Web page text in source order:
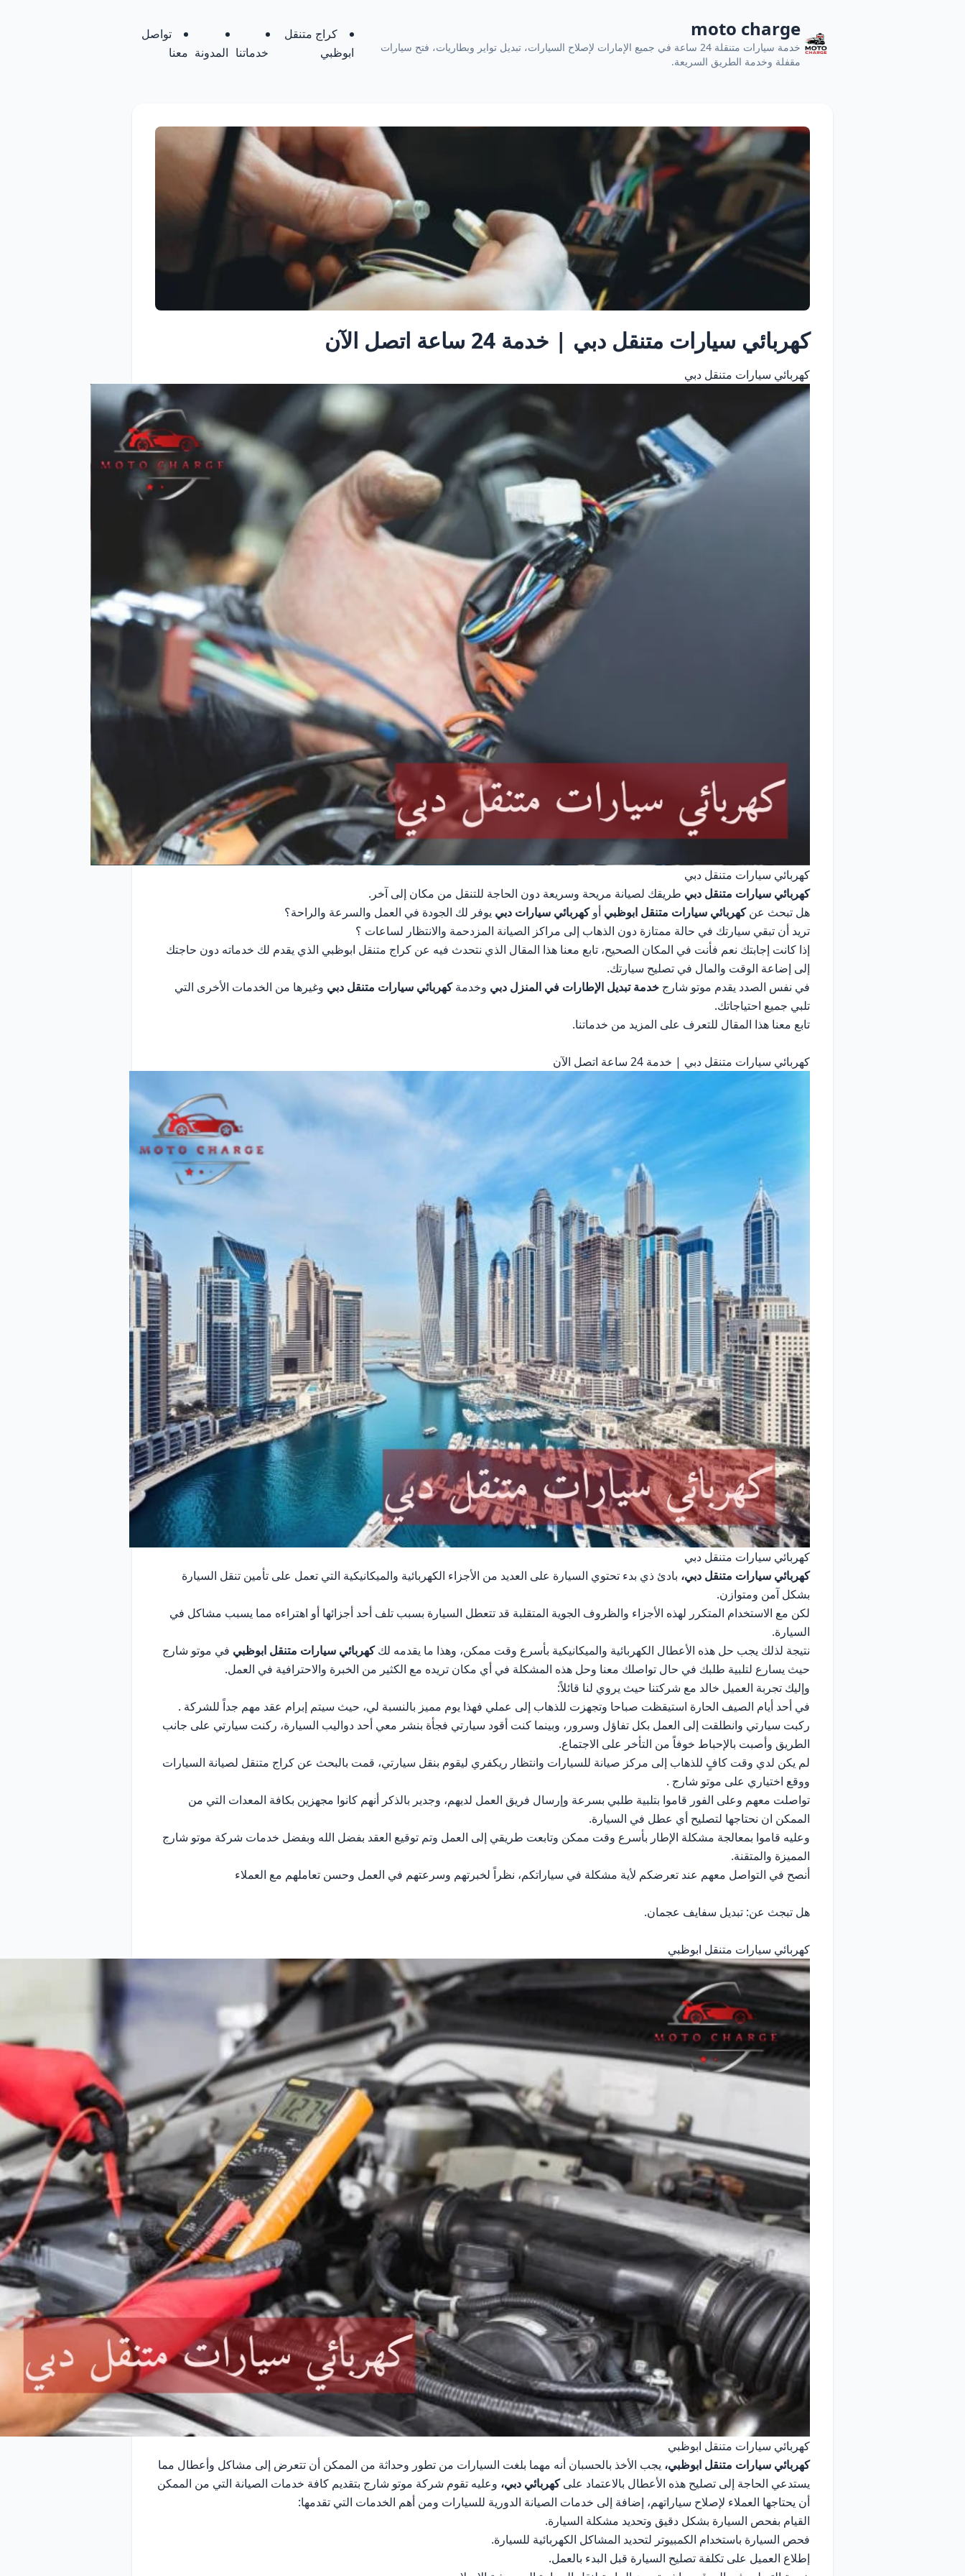
moto charge
خدمة سيارات متنقلة 24 ساعة في جميع الإمارات لإصلاح السيارات، تبديل تواير وبطاريات، فتح سيارات
مقفلة وخدمة الطريق السريعة.
كراج متنقل
ابوظبي
خدماتنا المدونة
تواصل
معنا
كهربائي سيارات متنقل دبي | خدمة 24 ساعة اتصل الآن
كهربائي سيارات متنقل دبي
كهربائي سيارات متنقل دبي
كهربائي سيارات متنقل دبي طريقك لصيانة مريحة وسريعة دون الحاجة للتنقل من مكان إلى آخر.
هل تبحث عنكهربائي سيارات متنقل ابوظبي أوكهربائي سيارات دبي يوفر لك الجودة في العمل والسرعة والراحة؟
تريد أن تبقي سيارتك في حالة ممتازة دون الذهاب إلى مراكز الصيانة المزدحمة والانتظار لساعات ؟
إذا كانت إجابتك نعم فأنت في المكان الصحيح، تابع معنا هذا المقال الذي نتحدث فيه عن كراج متنقل ابوظبي الذي يقدم لك خدماته دون حاجتك
إلى إضاعة الوقت والمال في تصليح سيارتك.
في نفس الصدد يقدم موتو شارج خدمة تبديل الإطارات في المنزل دبي وخدمةكهربائي سيارات متنقل دبي وغيرها من الخدمات الأخرى التي
تلبي جميع احتياجاتك.
تابع معنا هذا المقال للتعرف على المزيد من خدماتنا.
كهربائي سيارات متنقل دبي | خدمة 24 ساعة اتصل الآن
كهربائي سيارات متنقل دبي
كهربائي سيارات متنقل دبي، بادئ ذي بدء تحتوي السيارة على العديد من الأجزاء الكهربائية والميكانيكية التي تعمل على تأمين تنقل السيارة
بشكل آمن ومتوازن.
لكن مع الاستخدام المتكرر لهذه الأجزاء والظروف الجوية المتقلبة قد تتعطل السيارة بسبب تلف أحد أجزائها أو اهتراءه مما يسبب مشاكل في
السيارة.
نتيجة لذلك يجب حل هذه الأعطال الكهربائية والميكانيكية بأسرع وقت ممكن، وهذا ما يقدمه لككهربائي سيارات متنقل ابوظبي في موتو شارج
حيث يسارع لتلبية طلبك في حال تواصلك معنا وحل هذه المشكلة في أي مكان تريده مع الكثير من الخبرة والاحترافية في العمل.
وإليك تجربة العميل خالد مع شركتنا حيث يروي لنا قائلاً:
في أحد أيام الصيف الحارة استيقظت صباحا وتجهزت للذهاب إلى عملي فهذا يوم مميز بالنسبة لي، حيث سيتم إبرام عقد مهم جداً للشركة .
ركبت سيارتي وانطلقت إلى العمل بكل تفاؤل وسرور، وبينما كنت أقود سيارتي فجأة بنشر معي أحد دواليب السيارة، ركنت سيارتي على جانب
الطريق وأصبت بالإحباط خوفاً من التأخر على الاجتماع.
لم يكن لدي وقت كافٍ للذهاب إلى مركز صيانة للسيارات وانتظار ريكفري ليقوم بنقل سيارتي، قمت بالبحث عن كراج متنقل لصيانة السيارات
ووقع اختياري على موتو شارج .
تواصلت معهم وعلى الفور قاموا بتلبية طلبي بسرعة وإرسال فريق العمل لديهم، وجدير بالذكر أنهم كانوا مجهزين بكافة المعدات التي من
الممكن ان نحتاجها لتصليح أي عطل في السيارة.
وعليه قاموا بمعالجة مشكلة الإطار بأسرع وقت ممكن وتابعت طريقي إلى العمل وتم توقيع العقد بفضل الله وبفضل خدمات شركة موتو شارج
المميزة والمتقنة.
أنصح في التواصل معهم عند تعرضكم لأية مشكلة في سياراتكم، نظراً لخبرتهم وسرعتهم في العمل وحسن تعاملهم مع العملاء
هل تبجث عن: تبديل سفايف عجمان.
كهربائي سيارات متنقل ابوظبي
كهربائي سيارات متنقل ابوظبي
كهربائي سيارات متنقل ابوظبي، يجب الأخذ بالحسبان أنه مهما بلغت السيارات من تطور وحداثة من الممكن أن تتعرض إلى مشاكل وأعطال مما
يستدعي الحاجة إلى تصليح هذه الأعطال بالاعتماد علىكهربائي دبي، وعليه تقوم شركة موتو شارج بتقديم كافة خدمات الصيانة التي من الممكن
أن يحتاجها العملاء لإصلاح سياراتهم، إضافة إلى خدمات الصيانة الدورية للسيارات ومن أهم الخدمات التي تقدمها:
القيام بفحص السيارة بشكل دقيق وتحديد مشكلة السيارة.
فحص السيارة باستخدام الكمبيوتر لتحديد المشاكل الكهربائية للسيارة.
إطلاع العميل على تكلفة تصليح السيارة قبل البدء بالعمل.